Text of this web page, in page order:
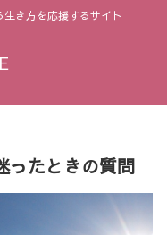
き方を応援するサイト
ったときの質問